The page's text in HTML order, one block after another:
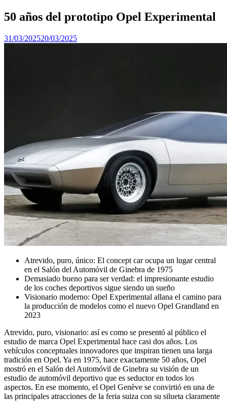
50 años del prototipo Opel Experimental
31/03/202520/03/2025
Atrevido, puro, único: El concept car ocupa un lugar central
en el Salón del Automóvil de Ginebra de 1975
Demasiado bueno para ser verdad: el impresionante estudio
de los coches deportivos sigue siendo un sueño
Visionario moderno: Opel Experimental allana el camino para
la producción de modelos como el nuevo Opel Grandland en
2023
Atrevido, puro, visionario: así es como se presentó al público el
estudio de marca Opel Experimental hace casi dos años. Los
vehículos conceptuales innovadores que inspiran tienen una larga
tradición en Opel. Ya en 1975, hace exactamente 50 años, Opel
mostró en el Salón del Automóvil de Ginebra su visión de un
estudio de automóvil deportivo que es seductor en todos los
aspectos. En ese momento, el Opel Genève se convirtió en una de
las principales atracciones de la feria suiza con su silueta claramente